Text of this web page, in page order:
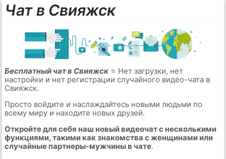
Чат в Свияжск
Бесплатный чат в Свияжск⭐ Нет загрузки, нет
настройки и нет регистрации случайного видео-чата в
Свияжск.
Просто войдите и наслаждайтесь новыми людьми по
всему миру и находите новых друзей.
Откройте для себя наш новый видеочат с несколькими
функциями, такими как знакомства с женщинами или
случайные партнеры-мужчины в чате.